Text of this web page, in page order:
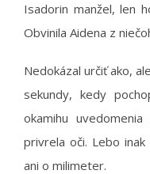
Isadorin manžel, len
Obvinila Aidena z
Nedokázal určiť ako,
sekundy, kedy
okamihu
privrela oči. Lebo
ani o milimeter.